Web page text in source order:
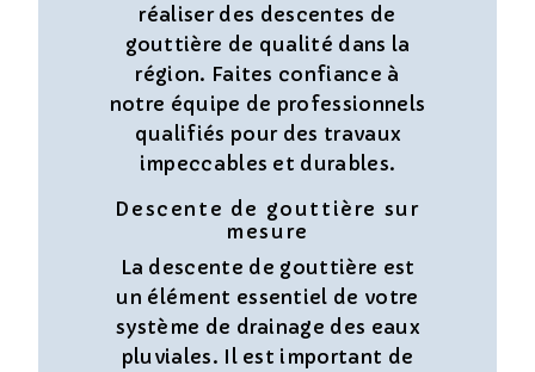
réaliser des descentes de
gouttière de qualité dans la
région. Faites confiance à
notre équipe de professionnels
qualifiés pour des travaux
impeccables et durables.
Descente de gouttière sur
mesure
La descente de gouttière est
un élément essentiel de votre
système de drainage des eaux
pluviales. Il est important de